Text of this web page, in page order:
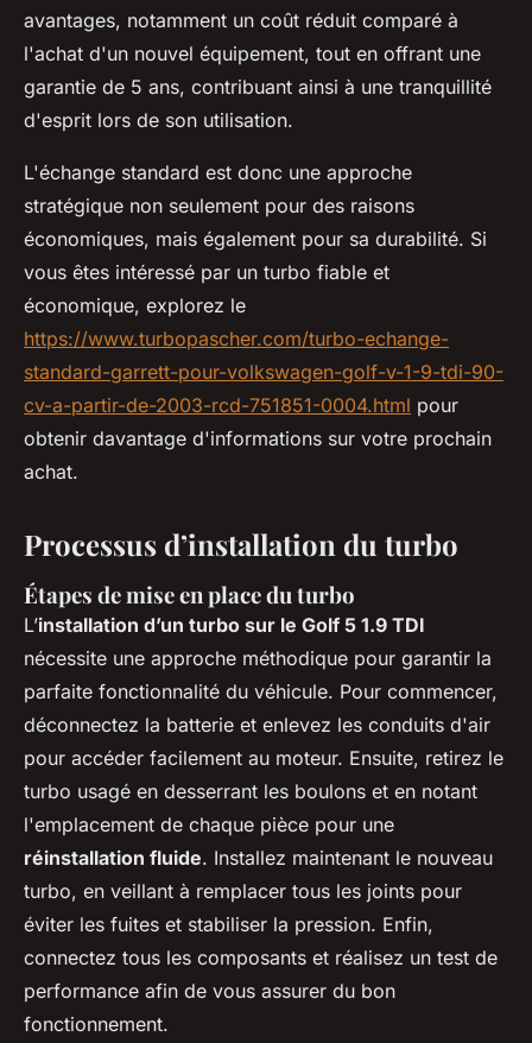
avantages, notamment un coût réduit comparé à
l'achat d'un nouvel équipement, tout en offrant une
garantie de 5 ans, contribuant ainsi à une tranquillité
d'esprit lors de son utilisation.
L'échange standard est donc une approche
stratégique non seulement pour des raisons
économiques, mais également pour sa durabilité. Si
vous êtes intéressé par un turbo fiable et
économique, explorez le
https://www.turbopascher.com/turbo-echange-
standard-garrett-pour-volkswagen-golf-v-1-9-tdi-90-
cv-a-partir-de-2003-rcd-751851-0004.html pour
obtenir davantage d'informations sur votre prochain
achat.
Processus d’installation du turbo
Étapes de mise en place du turbo
L’installation d’un turbo sur le Golf 5 1.9 TDI
nécessite une approche méthodique pour garantir la
parfaite fonctionnalité du véhicule. Pour commencer,
déconnectez la batterie et enlevez les conduits d'air
pour accéder facilement au moteur. Ensuite, retirez le
turbo usagé en desserrant les boulons et en notant
l'emplacement de chaque pièce pour une
réinstallation fluide. Installez maintenant le nouveau
turbo, en veillant à remplacer tous les joints pour
éviter les fuites et stabiliser la pression. Enfin,
connectez tous les composants et réalisez un test de
performance afin de vous assurer du bon
fonctionnement.